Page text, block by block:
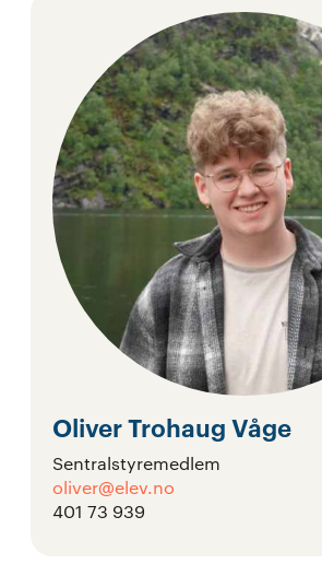
Oliver Trohaug Våge
Sentralstyremedlem
oliver@elev.no
401 73 939